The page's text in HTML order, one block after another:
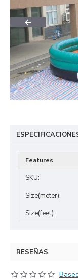
Features
SKU:
Size(meter):
Size(feet):
RESEÑAS